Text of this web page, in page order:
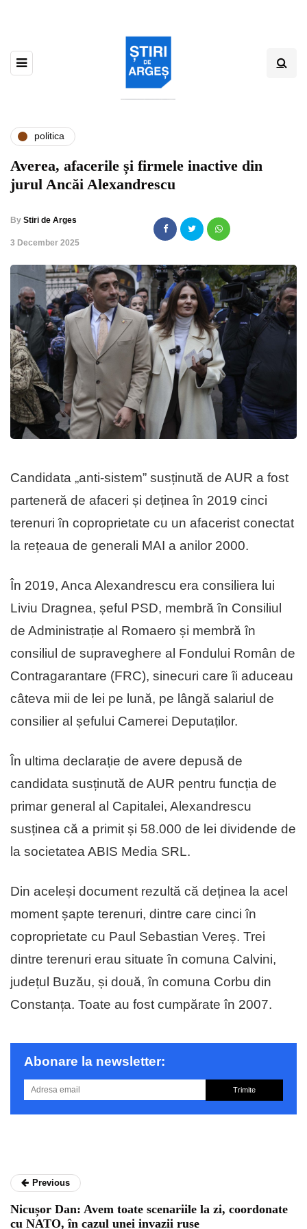
politica
Averea, afacerile și firmele inactive din
jurul Ancăi Alexandrescu
By Stiri de Arges
,3 December 2025
Candidata „anti-sistem” susținută de AUR a fost
parteneră de afaceri și deținea în 2019 cinci
terenuri în coproprietate cu un afacerist conectat
la rețeaua de generali MAI a anilor 2000.
În 2019, Anca Alexandrescu era consiliera lui
Liviu Dragnea, șeful PSD, membră în Consiliul
de Administrație al Romaero și membră în
consiliul de supraveghere al Fondului Român de
Contragarantare (FRC), sinecuri care îi aduceau
câteva mii de lei pe lună, pe lângă salariul de
consilier al șefului Camerei Deputaților.
În ultima declarație de avere depusă de
candidata susținută de AUR pentru funcția de
primar general al Capitalei, Alexandrescu
susținea că a primit și 58.000 de lei dividende de
la societatea ABIS Media SRL.
Din aceleși document rezultă că deținea la acel
moment șapte terenuri, dintre care cinci în
coproprietate cu Paul Sebastian Vereș. Trei
dintre terenuri erau situate în comuna Calvini,
județul Buzău, și două, în comuna Corbu din
Constanța. Toate au fost cumpărate în 2007.
Abonare la newsletter:
Trimite
Previous
Nicușor Dan: Avem toate scenariile la zi, coordonate
cu NATO, în cazul unei invazii ruse